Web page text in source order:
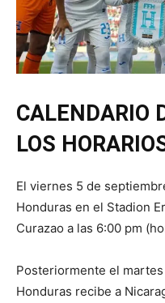
CALENDARIO
LOS
El viernes 5 de
Honduras en el Stadion
Curazao a las 6:00 pm
Posteriormente el
Honduras recibe a